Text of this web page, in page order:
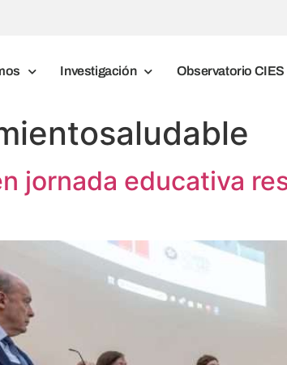
Investigación Observatorio CIES
jornada educativa